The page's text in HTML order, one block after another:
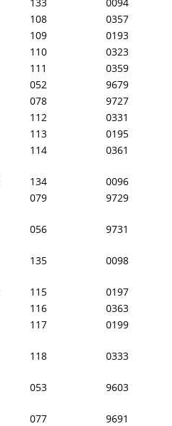
108
0357
109
0193
110
0323
111
0359
052
9679
078
9727
112
0331
113
0195
114 0361
134
0096
079 9729
056 9731
135 0098
115
0197
116
0363
117 0199
118 0333
053 9603
077 9691